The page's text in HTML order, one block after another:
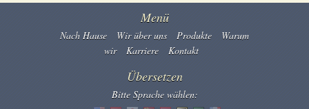
Menü
Nach Hause Wir über uns Produkte
Warum
wir
Karriere Kontakt
Übersetzen
Bitte Sprache wählen: